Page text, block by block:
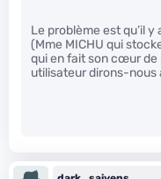
Le problème est qu’il
(Mme MICHU qui
qui en fait son cœur de
utilisateur dirons-nous